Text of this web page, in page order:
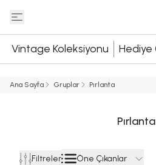
Vintage Koleksiyonu Hediye
Ana Sayfa Gruplar Pırlanta
Pırlanta
Filtreler Öne Çıkanlar